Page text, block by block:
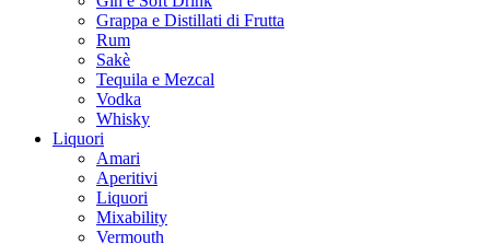
Grappa e Distillati di Frutta
Rum
Sakè
Tequila e Mezcal
Vodka
Whisky
Liquori
Amari
Aperitivi
Liquori
Mixability
Vermouth